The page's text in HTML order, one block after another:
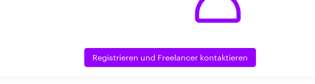
Registrieren und Freelancer kontaktieren